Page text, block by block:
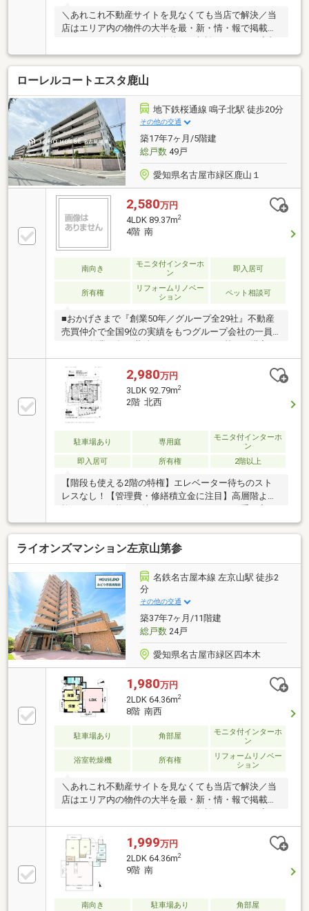
＼あれこれ不動産サイトを見なくても当店で解決／当
店はエリア内の物件の大半を最・新・情・報で掲載！
出小学校／滝ノ水中学校◆「地下鉄鳴子北」停 徒歩
約１分◆駐車場空き有◆名鉄・地下鉄２沿線利用可能
◆南面バルコニー※写真をクリックすると、詳細をご
覧いただけます。＝＝＝＝＝＝＝＝＝＝＝＝＝＝＝＝
＝＝＝＝＝＝＝＝＝《ぜひ、現地をご見学してみてく
ださい》やはり「立地」は重要です。現地見学で「立
地」をリアルに体感してみてください。＝＝＝＝＝＝
＝＝＝＝＝＝＝＝＝＝＝＝＝＝＝＝＝＝＝
ローレルコートエスタ鹿山
地下鉄桜通線 鳴子北駅 徒歩20分
その他の交通
築17年7ヶ月/5階建
総戸数49戸
愛知県名古屋市緑区鹿山１
2,580万円
4LDK 89.37m2
4階 南
南向き
モニタ付インターホ
ン
即入居可
所有権
リフォームリノベー
ション
ペット相談可
■おかげさまで『創業50年／グループ全29社』不動産
売買仲介で全国9位の実績をもつグループ会社の一員
ご売却・お買替え全てをサポート致します！■独自の
FP相談【未来カレンダー】住宅購入の資金計画は未来
を見据えて立てなければいけません。漠然とした不安
や悩みを『見える化』して幸せな未来へのスタートを
切りましょう。■無料アフターサポート【TOHO
HOUSE CLUB】『住まい』のご購入はゴールではなく
スタートです。お客様の『住まい』と『暮らし』の安
心と安全を守るサービスを全て無料で提供してます。
お気軽にお問合せ下さい！
2,980万円
3LDK 92.79m2
2階 北西
駐車場あり 専用庭
モニタ付インターホ
ン
即入居可
所有権 2階以上
【階段も使える2階の特権】エレベーター待ちのスト
レスなし！【管理費・修繕積立金に注目】高層階より
る。【旭出小徒歩4分】階下への気兼ね不要な2階住
戸、のびのび育む3LDK。小さなお子様がいるご家庭に
こそ選んでほしい、低層階ならではの安心感がここに
あります。2階住戸の最大のメリットは、下の階への
足音を気にせず、家族が笑顔で過ごせること。忙しい
朝もエレベーター待ちのストレスがなく、階段でサッ
と外出できる軽快なフットワークが魅力です。小学校
や公園が至近の緑豊かな住環境で、戸建て感覚のゆと
りとマンションの利便性を同時に手に入れませんか。
ライオンズマンション左京山第参
名鉄名古屋本線 左京山駅 徒歩2
分
その他の交通
築37年7ヶ月/11階建
総戸数24戸
愛知県名古屋市緑区四本木
1,980万円
2LDK 64.36m2
8階 南西
駐車場あり 角部屋
モニタ付インターホ
ン
浴室乾燥機 所有権
リフォームリノベー
ション
＼あれこれ不動産サイトを見なくても当店で解決／当
店はエリア内の物件の大半を最・新・情・報で掲載！
ほかのページで気になる物件もご相談ください。◆平
子小学校／左京山中学校◆名鉄名古屋本線/左京山駅ま
で徒歩約2分◆2022年フルリノベーション済◆システ
ムキッチン・食洗機付き◆小学校やスーパーまで徒歩
5分圏内※写真をクリックすると、詳細をご覧いただけ
ます。＝＝＝＝＝＝＝＝＝＝＝＝＝＝＝＝＝＝＝＝＝
＝＝＝＝《気軽にお寄り下さい♪》店内にキッズスペ
ースも完備♪お子様連れでも気軽に立ち寄っていただ
1,999万円
2LDK 64.36m2
9階 南
南向き 駐車場あり
角部屋